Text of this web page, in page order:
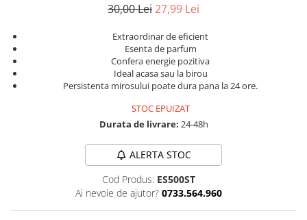
30,00 Lei27,99 Lei
Extraordinar de eficient
Esenta de parfum
Confera energie pozitiva
Ideal acasa sau la birou
Persistenta mirosului poate dura pana la 24 ore.
STOC EPUIZAT
Durata de livrare: 24-48h
ALERTA STOC
Cod Produs: ES500ST
Ai nevoie de ajutor? 0733.564.960